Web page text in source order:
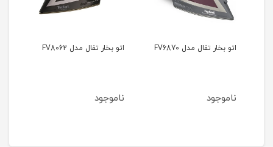
اتو بخار تفال مدل FV6870
ناموجود
اتو بخار تفال مدل FV8062
ناموجود